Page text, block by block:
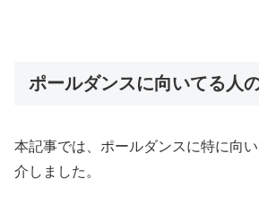
ポールダンスに向いてる人
本記事では、ポールダンスに特に向
介しました。